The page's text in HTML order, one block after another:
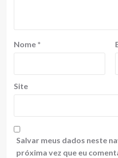
Nome *
Site
Salvar meus dados neste
próxima vez que eu